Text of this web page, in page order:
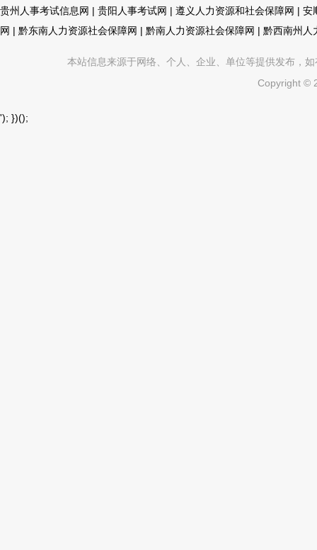
贵州人事考试信息网 | 贵阳人事考试网 | 遵义人力资源和社会保障网 | 安
网 | 黔东南人力资源社会保障网 | 黔南人力资源社会保障网 | 黔西南州人
本站信息来源于网络、个人、企业、单位等提供发布，
Copyright ©
'); })();